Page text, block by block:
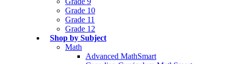
Grade 10
Grade 11
Grade 12
Shop by Subject
Math
Advanced MathSmart